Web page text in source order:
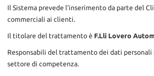
NEWS
AREA COMMERCIANTI
Il Sistema prevede l’inserimento da parte del
commerciali ai clienti.
Il titolare del trattamento è F.Lli Lovero
Responsabili del trattamento dei dati
settore di competenza.
tue
preferenze
di
consenso
tecnologie
di